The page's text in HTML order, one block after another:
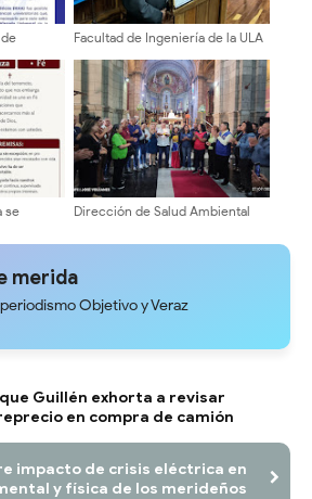
Facultad de Ingeniería de la ULA
se
Dirección de Salud Ambiental
aniversario con profunda fe y
Mérida
merida
Objetivo y Veraz
Guillén exhorta a revisar
en compra de camión
impacto de crisis eléctrica en
y física de los merideños